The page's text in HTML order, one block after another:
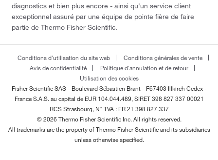
diagnostics et bien plus encore - ainsi qu'un service client
exceptionnel assuré par une équipe de pointe fière de faire
partie de Thermo Fisher Scientific.
Conditions d'utilisation du site web
Conditions générales de vente
Avis de confidentialité
Politique d'annulation et de retour
Utilisation des cookies
Fisher Scientific SAS - Boulevard Sébastien Brant - F67403 Illkirch Cedex -
FranceS.A.S. au capital de EUR 104.044.489, SIRET 398 827 337 00021
RCS Strasbourg, N° TVA : FR 21 398 827 337
© 2026 Thermo Fisher Scientific Inc. All rights reserved.
All trademarks are the property of Thermo Fisher Scientific and its subsidiaries
unless otherwise specified.